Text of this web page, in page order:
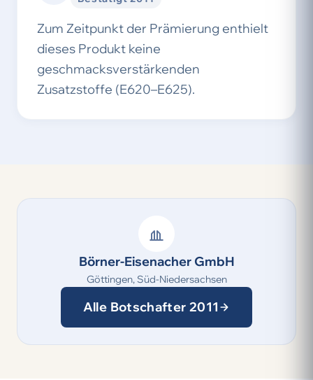
Zum Zeitpunkt der Prämierung enthielt
dieses Produkt keine
geschmacksverstärkenden
Zusatzstoffe (E620–E625).
Börner-Eisenacher GmbH
Göttingen, Süd-Niedersachsen
Alle Botschafter 2011